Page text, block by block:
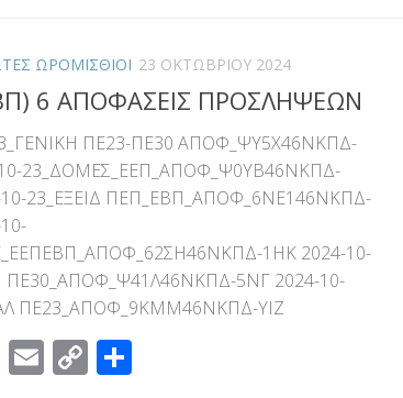
ΩΡΟΜΙΣΘΙΟΙ 23 ΟΚΤΩΒΡΊΟΥ 2024
6 ΑΠΟΦΑΣΕΙΣ ΠΡΟΣΛΗΨΕΩΝ
ΠΕ23-ΠΕ30 ΑΠΟΦ_ΨΥ5Χ46ΝΚΠΔ-
23_ΔΟΜΕΣ_ΕΕΠ_ΑΠΟΦ_Ψ0ΥΒ46ΝΚΠΔ-
23_ΕΞΕΙΔ ΠΕΠ_ΕΒΠ_ΑΠΟΦ_6ΝΕ146ΝΚΠΔ-
1ΗΚ 2024-10-
ΠΕ30_ΑΠΟΦ_Ψ41Λ46ΝΚΠΔ-5ΝΓ 2024-10-
ΠΕ23_ΑΠΟΦ_9ΚΜΜ46ΝΚΠΔ-ΥΙΖ
X Email
Copy